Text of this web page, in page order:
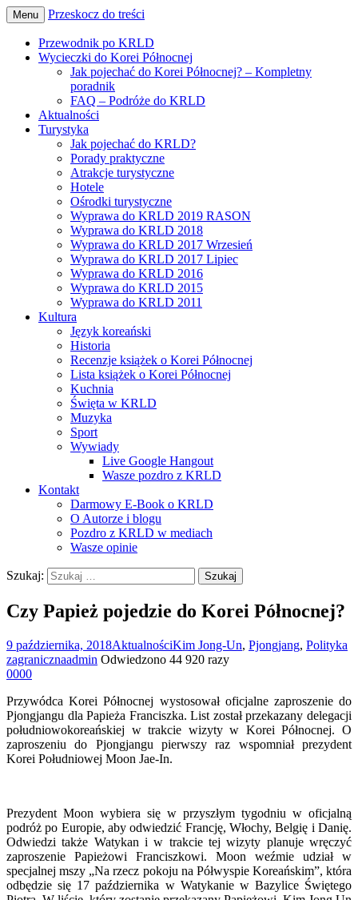
Pozdro z KRLD
Menu Przeskocz do treści
Przewodnik po KRLD
Wycieczki do Korei Północnej
Jak pojechać do Korei Północnej? – Kompletny
poradnik
FAQ – Podróże do KRLD
Aktualności
Turystyka
Jak pojechać do KRLD?
Porady praktyczne
Atrakcje turystyczne
Hotele
Ośrodki turystyczne
Wyprawa do KRLD 2019 RASON
Wyprawa do KRLD 2018
Wyprawa do KRLD 2017 Wrzesień
Wyprawa do KRLD 2017 Lipiec
Wyprawa do KRLD 2016
Wyprawa do KRLD 2015
Wyprawa do KRLD 2011
Kultura
Język koreański
Historia
Recenzje książek o Korei Północnej
Lista książek o Korei Północnej
Kuchnia
Święta w KRLD
Muzyka
Sport
Wywiady
Live Google Hangout
Wasze pozdro z KRLD
Kontakt
Darmowy E-Book o KRLD
O Autorze i blogu
Pozdro z KRLD w mediach
Wasze opinie
Szukaj:
Czy Papież pojedzie do Korei Północnej?
9 października, 2018AktualnościKim Jong-Un, Pjongjang, Polityka
zagranicznaadmin Odwiedzono 44 920 razy
0000
Przywódca Korei Północnej wystosował oficjalne zaproszenie do
Pjongjangu dla Papieża Franciszka. List został przekazany delegacji
południowokoreańskiej w trakcie wizyty w Korei Północnej. O
zaproszeniu do Pjongjangu pierwszy raz wspomniał prezydent
Korei Południowej Moon Jae-In.
Prezydent Moon wybiera się w przyszłym tygodniu w oficjalną
podróż po Europie, aby odwiedzić Francję, Włochy, Belgię i Danię.
Odwiedzi także Watykan i w trakcie tej wizyty planuje wręczyć
zaproszenie Papieżowi Franciszkowi. Moon weźmie udział w
specjalnej mszy „Na rzecz pokoju na Półwyspie Koreańskim”, która
odbędzie się 17 października w Watykanie w Bazylice Świętego